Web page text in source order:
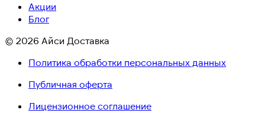
Акции
Блог
© 2026 Айси Доставка
Политика обработки персональных данных
Публичная оферта
Лицензионное соглашение